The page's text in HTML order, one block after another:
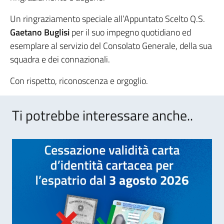
Un ringraziamento speciale all’Appuntato Scelto Q.S.
Gaetano Buglisiper il suo impegno quotidiano ed
esemplare al servizio del Consolato Generale, della sua
squadra e dei connazionali.
Con rispetto, riconoscenza e orgoglio.
Ti potrebbe interessare anche..